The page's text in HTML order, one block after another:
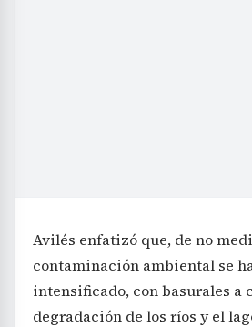
Avilés enfatizó que, de no
contaminación ambiental se
intensificado, con basurales a
degradación de los ríos y el